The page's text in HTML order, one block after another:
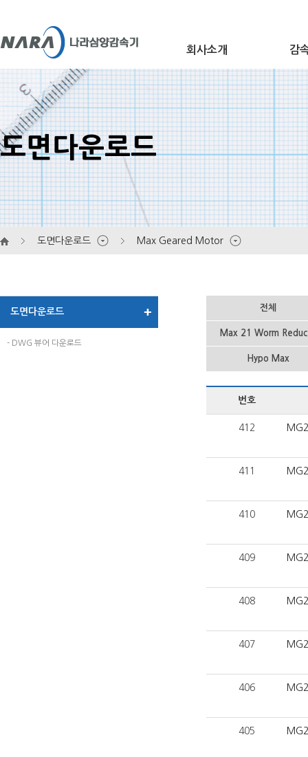
회사소개 감
개요
연혁
인증 및 상장
대리점 안내
홍보센터
오시는 길
도면다운로드
도면다운로드 Max Geared Motor
도면다운로드
- DWG 뷰어 다운로드
전체
Max 21 Worm
Hypo Max
번호
412
411
410
409
408
407
406
405